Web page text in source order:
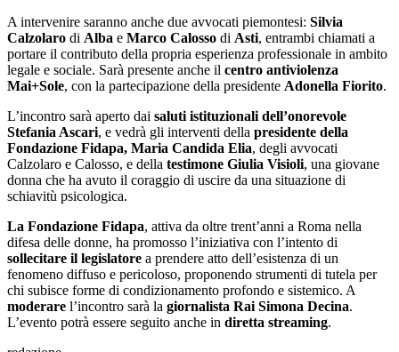
A intervenire saranno anche due avvocati piemontesi: Silvia
Calzolaro di Alba e Marco Calosso di Asti, entrambi chiamati a
portare il contributo della propria esperienza professionale in ambito
legale e sociale. Sarà presente anche il centro antiviolenza
Mai+Sole, con la partecipazione della presidente Adonella Fiorito.
L’incontro sarà aperto dai saluti istituzionali dell’onorevole
Stefania Ascari, e vedrà gli interventi della presidente della
Fondazione Fidapa, Maria Candida Elia, degli avvocati
Calzolaro e Calosso, e della testimone Giulia Visioli, una giovane
donna che ha avuto il coraggio di uscire da una situazione di
schiavitù psicologica.
La Fondazione Fidapa, attiva da oltre trent’anni a Roma nella
difesa delle donne, ha promosso l’iniziativa con l’intento di
sollecitare il legislatore a prendere atto dell’esistenza di un
fenomeno diffuso e pericoloso, proponendo strumenti di tutela per
chi subisce forme di condizionamento profondo e sistemico. A
moderare l’incontro sarà la giornalista Rai Simona Decina.
L’evento potrà essere seguito anche in diretta streaming.